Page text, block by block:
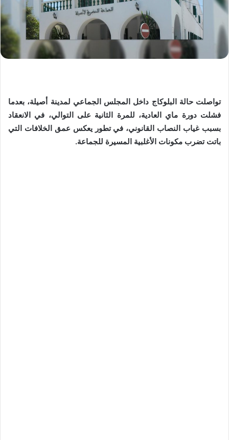
تواصلت حالة البلوكاج داخل المجلس الجماعي لمدينة أصيلة، بعدما
فشلت دورة ماي العادية، للمرة الثانية على التوالي، في الانعقاد
بسبب غياب النصاب القانوني، في تطور يعكس عمق الخلافات التي
باتت تضرب مكونات الأغلبية المسيرة للجماعة.